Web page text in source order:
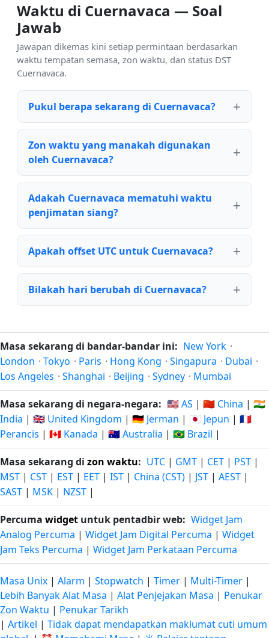
Waktu di Cuernavaca — Soal
Jawab
Jawapan dikemas kini setiap permintaan berdasarkan
waktu tempatan semasa, zon waktu, dan status DST
Cuernavaca.
Pukul berapa sekarang di Cuernavaca?
Zon waktu yang manakah digunakan
oleh Cuernavaca?
Adakah Cuernavaca mematuhi waktu
penjimatan siang?
Apakah offset UTC untuk Cuernavaca?
Bilakah hari berubah di Cuernavaca?
Masa sekarang di bandar-bandar ini: New York ·
London · Tokyo · Paris · Hong Kong · Singapura · Dubai ·
Los Angeles · Shanghai · Beijing · Sydney · Mumbai
Masa sekarang di negara-negara: 🇺🇸 AS | 🇨🇳 China | 🇮🇳
India | 🇬🇧 United Kingdom | 🇩🇪 Jerman | 🇯🇵 Jepun | 🇫🇷
Perancis | 🇨🇦 Kanada | 🇦🇺 Australia | 🇧🇷 Brazil |
Masa sekarang di zon waktu: UTC | GMT | CET | PST |
MST | CST | EST | EET | IST | China (CST) | JST | AEST |
SAST | MSK | NZST |
Percuma widget untuk pentadbir web: Widget Jam
Analog Percuma | Widget Jam Digital Percuma | Widget
Jam Teks Percuma | Widget Jam Perkataan Percuma
Masa Unix | Alarm | Stopwatch | Timer | Multi-Timer |
Lebih Banyak Alat Masa | Alat Penjejakan Masa | Penukar
Zon Waktu | Penukar Tarikh
| Artikel | Tidak dapat mendapatkan maklumat cuti umum